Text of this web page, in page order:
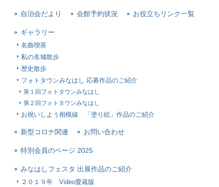
自治会だより 会館予約状況 お役立ちリンク一覧
ギャラリー
名曲喫茶
私の名城散歩
歴史散歩
フォトタウンみなはし 応募作品のご紹介
第１回フォトタウンみなはし
第２回フォトタウンみなはし
お祝いしよう相模線 「塗り絵」作品のご紹介
新型コロナ関連 お問い合わせ
特別会員のページ 2025
みなはしフェスタ 出展作品のご紹介
２０１９年 Video愛蔵版